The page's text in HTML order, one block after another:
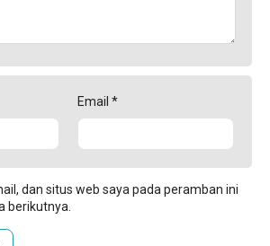
Email *
dan situs web saya pada peramban ini
berikutnya.